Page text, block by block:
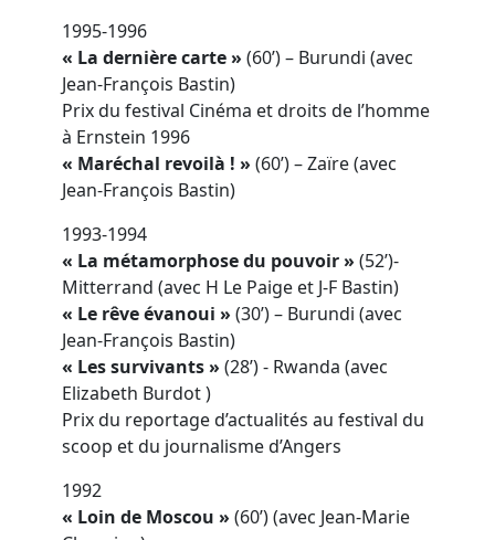
1995-1996
« La dernière carte » (60’) – Burundi (avec
Jean-François Bastin)
Prix du festival Cinéma et droits de l’homme
à Ernstein 1996
« Maréchal revoilà ! » (60’) – Zaïre (avec
Jean-François Bastin)
1993-1994
« La métamorphose du pouvoir » (52’)-
Mitterrand (avec H Le Paige et J-F Bastin)
« Le rêve évanoui » (30’) – Burundi (avec
Jean-François Bastin)
« Les survivants » (28’) - Rwanda (avec
Elizabeth Burdot )
Prix du reportage d’actualités au festival du
scoop et du journalisme d’Angers
1992
« Loin de Moscou » (60’) (avec Jean-Marie